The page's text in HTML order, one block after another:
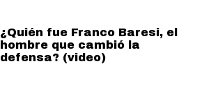
¿Quién fue Franco Baresi, el
hombre que cambió la
defensa? (video)